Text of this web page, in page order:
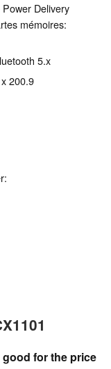
Delivery
mémoires:
5.x
200.9
for the price